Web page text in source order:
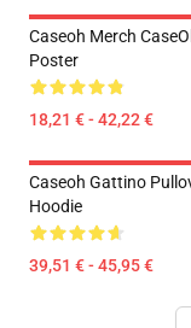
Caseoh Merch
Poster
18,21 € - 42,22 €
Caseoh Gattino
Hoodie
39,51 € - 45,95 €